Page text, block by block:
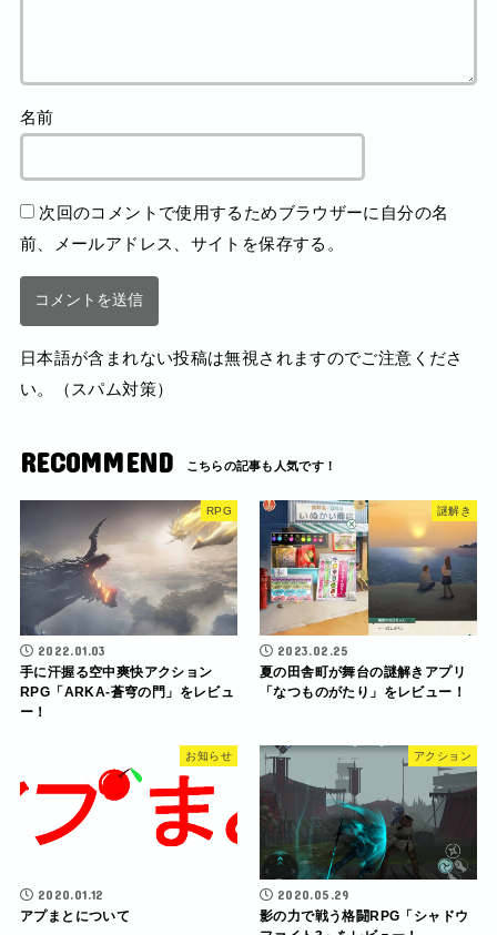
名前
次回のコメントで使用するためブラウザーに自分の名
前、メールアドレス、サイトを保存する。
日本語が含まれない投稿は無視されますのでご注意くださ
い。（スパム対策）
RECOMMEND
RPG
2022.01.03
手に汗握る空中爽快アクション
RPG「ARKA-蒼穹の門」をレビュ
ー！
謎解き
2023.02.25
夏の田舎町が舞台の謎解きアプリ
「なつものがたり」をレビュー！
お知らせ
2020.01.12
アプまとについて
アクション
2020.05.29
影の力で戦う格闘RPG「シャドウ